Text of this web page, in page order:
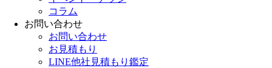
コラム
お問い合わせ
お問い合わせ
お見積もり
LINE他社見積もり鑑定